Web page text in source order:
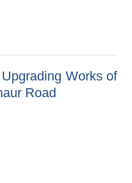
Works of
Road